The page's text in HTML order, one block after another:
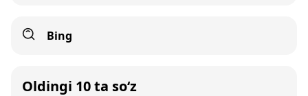
Bing
Oldingi 10 ta so‘z